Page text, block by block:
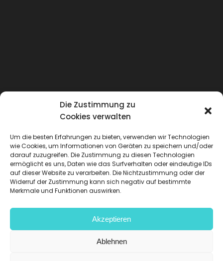
Die Zustimmung zu
Cookies verwalten
Um die besten Erfahrungen zu bieten, verwenden wir Technologien
wie Cookies, um Informationen von Geräten zu speichern und/oder
darauf zuzugreifen. Die Zustimmung zu diesen Technologien
ermöglicht es uns, Daten wie das Surfverhalten oder eindeutige IDs
auf dieser Website zu verarbeiten. Die Nichtzustimmung oder der
Widerruf der Zustimmung kann sich negativ auf bestimmte
Merkmale und Funktionen auswirken.
Akzeptieren
Ablehnen
Datenschutzrichtlinien-Rechtliche
Datenschutz-